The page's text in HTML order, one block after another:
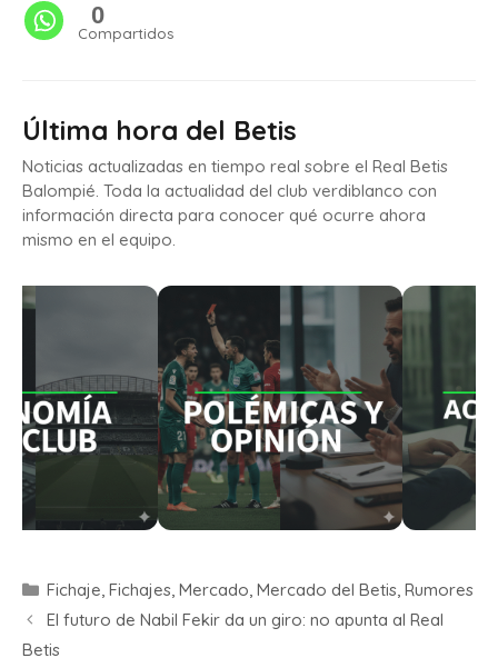
0
Compartidos
Última hora del Betis
Noticias actualizadas en tiempo real sobre el Real Betis
Balompié. Toda la actualidad del club verdiblanco con
información directa para conocer qué ocurre ahora
mismo en el equipo.
Fichaje, Fichajes, Mercado, Mercado del Betis, Rumores
El futuro de Nabil Fekir da un giro: no apunta al Real
Betis